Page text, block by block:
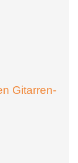
Gitarren-